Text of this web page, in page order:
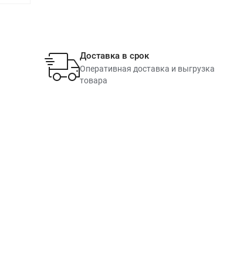
Доставка в срок
Оперативная доставка и выгрузка
товара